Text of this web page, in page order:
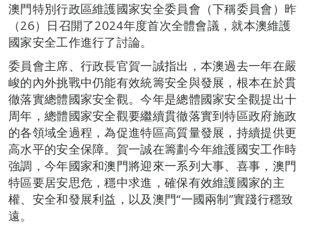
澳門特別行政區維護國家安全委員會（下稱委員會）昨
（26）日召開了2024年度首次全體會議，就本澳維護
國家安全工作進行了討論。
委員會主席、行政長官賀一誠指出，本澳過去一年在嚴
峻的內外挑戰中仍能有效統籌安全與發展，根本在於貫
徹落實總體國家安全觀。今年是總體國家安全觀提出十
周年，總體國家安全觀要繼續貫徹落實到特區政府施政
的各領域全過程，為促進特區高質量發展，持續提供更
高水平的安全保障。賀一誠在籌劃今年維護國安工作時
強調，今年國家和澳門將迎來一系列大事、喜事，澳門
特區要居安思危，穩中求進，確保有效維護國家的主
權、安全和發展利益，以及澳門“一國兩制”實踐行穩致
遠。